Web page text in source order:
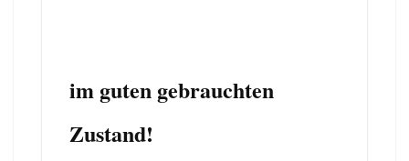
im guten gebrauchten
Zustand!